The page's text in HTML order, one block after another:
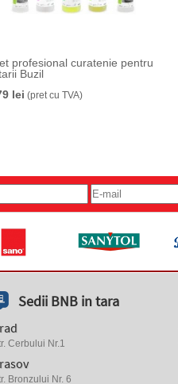
profesional curatenie pentru
Buzil
lei (pret cu TVA)
Sedii BNB in tara
Cerbului Nr.1
Bronzului Nr. 6